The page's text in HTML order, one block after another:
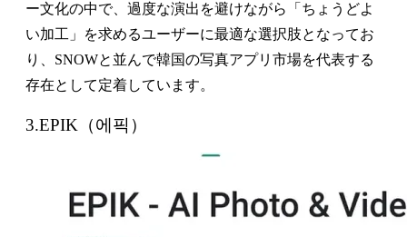
ー文化の中で、過度な演出を避けながら「ちょうどよ
い加工」を求めるユーザーに最適な選択肢となってお
り、SNOWと並んで韓国の写真アプリ市場を代表する
存在として定着しています。
3.EPIK（에픽）